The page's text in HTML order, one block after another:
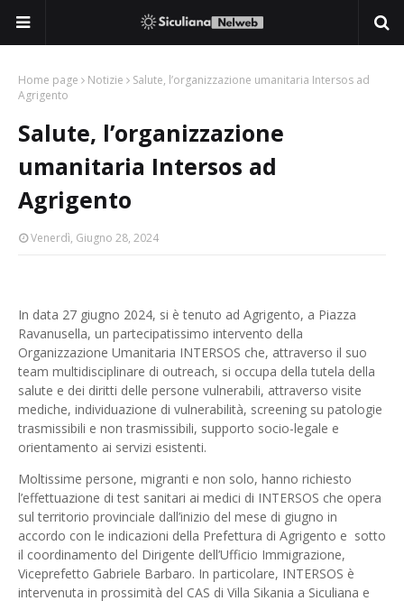
Home page Notizie
Salute, l’organizzazione umanitaria Intersos ad
Agrigento
Salute, l’organizzazione
umanitaria Intersos ad
Agrigento
Venerdì, Giugno 28, 2024
In data 27 giugno 2024, si è tenuto ad Agrigento, a Piazza
Ravanusella, un partecipatissimo intervento della
Organizzazione Umanitaria INTERSOS che, attraverso il suo
team multidisciplinare di outreach, si occupa della tutela della
salute e dei diritti delle persone vulnerabili, attraverso visite
mediche, individuazione di vulnerabilità, screening su patologie
trasmissibili e non trasmissibili, supporto socio-legale e
orientamento ai servizi esistenti.
Moltissime persone, migranti e non solo, hanno richiesto
l’effettuazione di test sanitari ai medici di INTERSOS che opera
sul territorio provinciale dall’inizio del mese di giugno in
accordo con le indicazioni della Prefettura di Agrigento e sotto
il coordinamento del Dirigente dell’Ufficio Immigrazione,
Viceprefetto Gabriele Barbaro. In particolare, INTERSOS è
intervenuta in prossimità del CAS di Villa Sikania a Siculiana e